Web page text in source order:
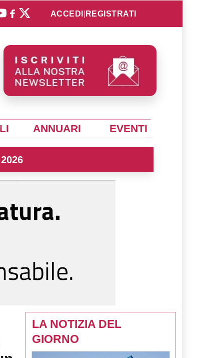
ACCEDI REGISTRATI
ANNUARI EVENTI
LA NOTIZIA DEL
GIORNO